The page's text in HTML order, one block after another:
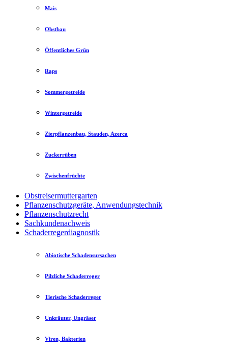
Mais
Obstbau
Öffentliches Grün
Raps
Sommergetreide
Wintergetreide
Zierpflanzenbau, Stauden, Azerca
Zuckerrüben
Zwischenfrüchte
Obstreisermuttergarten
Pflanzenschutzgeräte, Anwendungstechnik
Pflanzenschutzrecht
Sachkundenachweis
Schaderregerdiagnostik
Abiotische Schadensursachen
Pilzliche Schaderreger
Tierische Schaderreger
Unkräuter, Ungräser
Viren, Bakterien